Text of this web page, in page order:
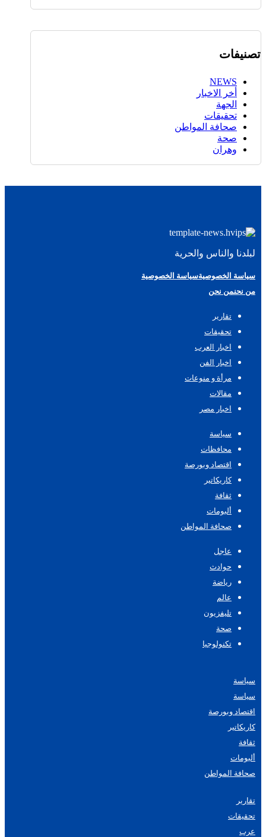
تصنيفات
NEWS
أخر الاخبار
الجهة
تحقيقات
صحافة المواطن
صحة
وهران
لبلدنا والناس والحرية
سياسة الخصوصيةسياسة الخصوصية
من نحنمن نحن
تقارير
تحقيقات
اخبار العرب
اخبار الفن
مرأة و منوعات
مقالات
اخبار مصر
سياسة
محافظات
اقتصاد وبورصة
كاريكاتير
ثقافة
ألبومات
صحافة المواطن
عاجل
حوادث
رياضة
عالم
تليفزيون
صحة
تكنولوجيا
سياسة
سياسة
اقتصاد وبورصة
كاريكاتير
ثقافة
ألبومات
صحافة المواطن
تقارير
تحقيقات
عرب